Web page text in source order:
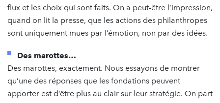
flux et les choix qui sont faits. On a peut-être l’impression,
quand on lit la presse, que les actions des philanthropes
sont uniquement mues par l’émotion, non par des idées.
Des marottes…
Des marottes, exactement. Nous essayons de montrer
qu’une des réponses que les fondations peuvent
apporter est d’être plus au clair sur leur stratégie. On part